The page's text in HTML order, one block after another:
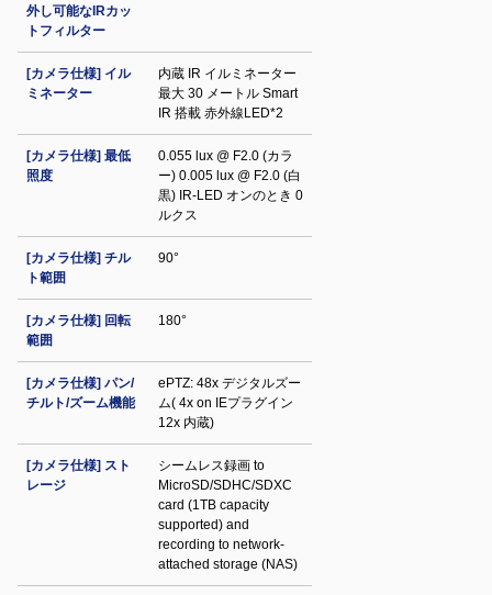
外し可能なIRカッ
トフィルター
[カメラ仕様] イル
ミネーター
内蔵 IR イルミネーター
最大 30 メートル Smart
IR 搭載 赤外線LED*2
[カメラ仕様] 最低
照度
0.055 lux @ F2.0 (カラ
ー) 0.005 lux @ F2.0 (白
黒) IR‐LED オンのとき 0
ルクス
[カメラ仕様] チル
ト範囲
90°
[カメラ仕様] 回転
範囲
180°
[カメラ仕様] パン/
チルト/ズーム機能
ePTZ: 48x デジタルズー
ム( 4x on IEプラグイン
12x 内蔵)
[カメラ仕様] スト
レージ
シームレス録画 to
MicroSD/SDHC/SDXC
card (1TB capacity
supported) and
recording to network-
attached storage (NAS)